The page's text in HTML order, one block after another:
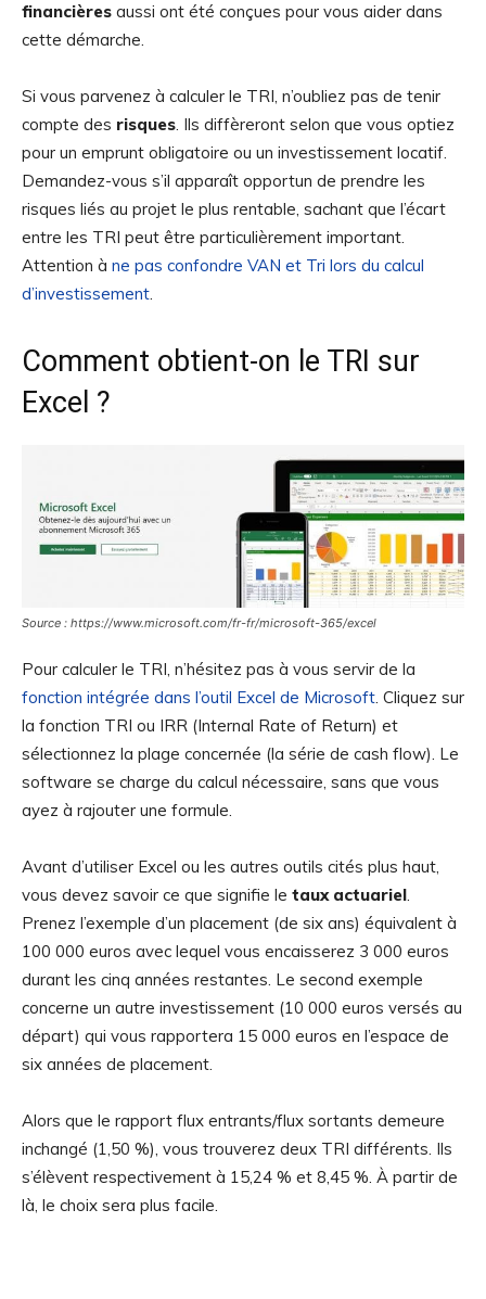
financières aussi ont été conçues pour vous aider dans
cette démarche.
Si vous parvenez à calculer le TRI, n’oubliez pas de tenir
compte des risques. Ils diffèreront selon que vous optiez
pour un emprunt obligatoire ou un investissement locatif.
Demandez-vous s’il apparaît opportun de prendre les
risques liés au projet le plus rentable, sachant que l’écart
entre les TRI peut être particulièrement important.
Attention à ne pas confondre VAN et Tri lors du calcul
d’investissement.
Comment obtient-on le TRI sur
Excel ?
Source : https://www.microsoft.com/fr-fr/microsoft-365/excel
Pour calculer le TRI, n’hésitez pas à vous servir de la
fonction intégrée dans l’outil Excel de Microsoft. Cliquez sur
la fonction TRI ou IRR (Internal Rate of Return) et
sélectionnez la plage concernée (la série de cash flow). Le
software se charge du calcul nécessaire, sans que vous
ayez à rajouter une formule.
Avant d’utiliser Excel ou les autres outils cités plus haut,
vous devez savoir ce que signifie le taux actuariel.
Prenez l’exemple d’un placement (de six ans) équivalent à
100 000 euros avec lequel vous encaisserez 3 000 euros
durant les cinq années restantes. Le second exemple
concerne un autre investissement (10 000 euros versés au
départ) qui vous rapportera 15 000 euros en l’espace de
six années de placement.
Alors que le rapport flux entrants/flux sortants demeure
inchangé (1,50 %), vous trouverez deux TRI différents. Ils
s’élèvent respectivement à 15,24 % et 8,45 %. À partir de
là, le choix sera plus facile.